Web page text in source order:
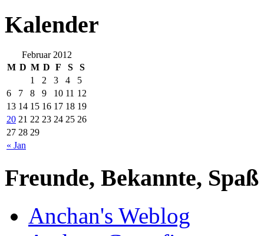
Kalender
Februar 2012
M D M D F S S
« Jan
1 2 3 4
5
6
7 8 9 10 11 12
13 14 15 16 17 18 19
20 21 22 23 24 25 26
27 28 29
Freunde, Bekannte, Spaß
Anchan's Weblog